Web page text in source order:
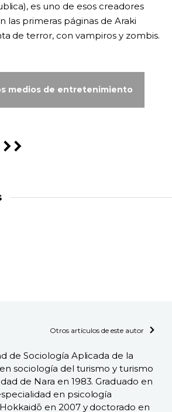
es uno de esos creadores
las primeras páginas de Araki
de terror, con vampiros y zombis.
medios de entretenimiento
Otros artículos de este autor
de Sociología Aplicada de la
sociología del turismo y turismo
de Nara en 1983. Graduado en
en psicología
en 2007 y doctorado en